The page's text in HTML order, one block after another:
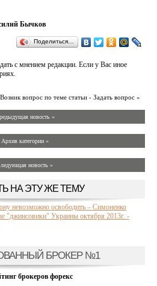
Бычков
Поделиться…
с мнением редакции. Если у Вас иное
Возник вопрос по теме статьи - Задать вопрос »
новость «
Архив категории «
новость »
НА ЭТУ ЖЕ ТЕМУ
невозможно освободить – Симоненко
"джинсовики" Украины октября 2013г. -
БРОКЕР №1
брокеров форекс